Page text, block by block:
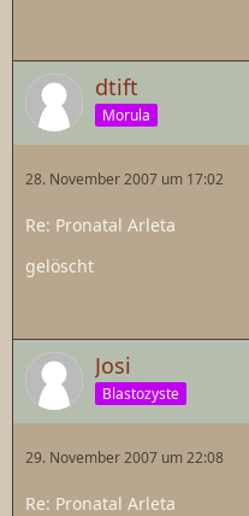
dtift
Morula
28. November 2007 um 17:02
Re: Pronatal Arleta
gelöscht
Josi
Blastozyste
29. November 2007 um 22:08
Re: Pronatal Arleta